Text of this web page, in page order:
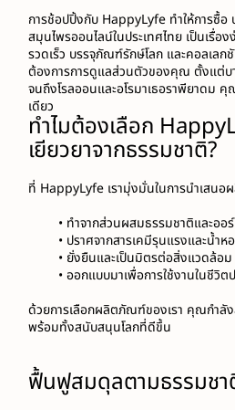
การช้อปปิ้งกับ HappyLyfe ทำให้การซื้
สมุนไพรออนไลน์ในประเทศไทย เป็นเรื่อ
รวดเร็ว บรรจุภัณฑ์รักษ์โลก และคอลเล
ต้องการการดูแลส่วนตัวของคุณ ตั้งแต่บ
จนถึงโรลออนและอโรมาเธอราพียาดม
เดียว
ทำไมต้องเลือก
เยียวยาจากธรรมชาติ?
ที่ HappyLyfe เรามุ่งมั่นในการนำเสน
ทำจากส่วนผสมธรรมชาติและออ
ปราศจากสารเคมีรุนแรงและน้ำห
ยั่งยืนและเป็นมิตรต่อสิ่งแวดล้อม
ออกแบบมาเพื่อการใช้งานในชีวิต
ด้วยการเลือกผลิตภัณฑ์ของเรา คุณกำลั
พร้อมทั้งสนับสนุนโลกที่ดีขึ้น
ฟื้นฟูสมดุลตามธรรมชา